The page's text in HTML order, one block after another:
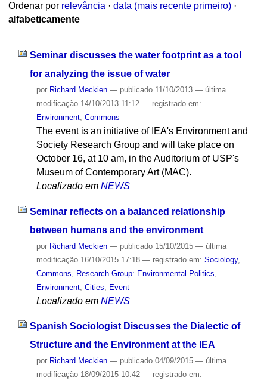
Ordenar por relevância · data (mais recente primeiro) ·
alfabeticamente
Seminar discusses the water footprint as a tool
for analyzing the issue of water
por Richard Meckien — publicado11/10/2013 — última
modificação14/10/2013 11:12 — registrado em:
Environment, Commons
The event is an initiative of IEA's Environment and
Society Research Group and will take place on
October 16, at 10 am, in the Auditorium of USP's
Museum of Contemporary Art (MAC).
Localizado em NEWS
Seminar reflects on a balanced relationship
between humans and the environment
por Richard Meckien — publicado15/10/2015 — última
modificação16/10/2015 17:18 — registrado em: Sociology,
Commons
Research Group: Environmental Politics
Environment, Cities Event
Localizado em NEWS
Spanish Sociologist Discusses the Dialectic of
Structure and the Environment at the IEA
por Richard Meckien — publicado04/09/2015 — última
modificação18/09/2015 10:42 — registrado em: